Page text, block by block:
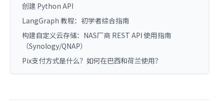
创建 Python API
LangGraph 教程：初学者综合指南
构建自定义云存储：NAS厂商 REST API 使用指南
（Synology/QNAP）
Pix支付方式是什么？如何在巴西和荷兰使用？